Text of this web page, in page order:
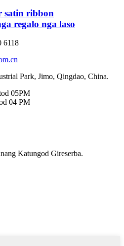
satin ribbon
regalo nga laso
6118
Park, Jimo, Qingdao, China.
05PM
04 PM
Katungod Gireserba.